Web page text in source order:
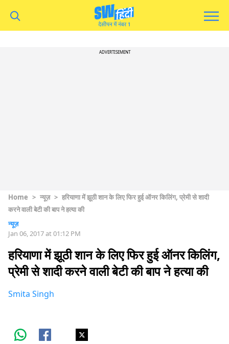
ADVERTISEMENT
Home > न्यूज़ > हरियाणा में झूठी शान के लिए फिर हुई ऑनर किलिंग, प्रेमी से शादी
करने वाली बेटी की बाप ने हत्या की
न्यूज़
Jan 06, 2017 at 01:12 PM
हरियाणा में झूठी शान के लिए फिर हुई ऑनर किलिंग,
प्रेमी से शादी करने वाली बेटी की बाप ने हत्या की
Smita Singh